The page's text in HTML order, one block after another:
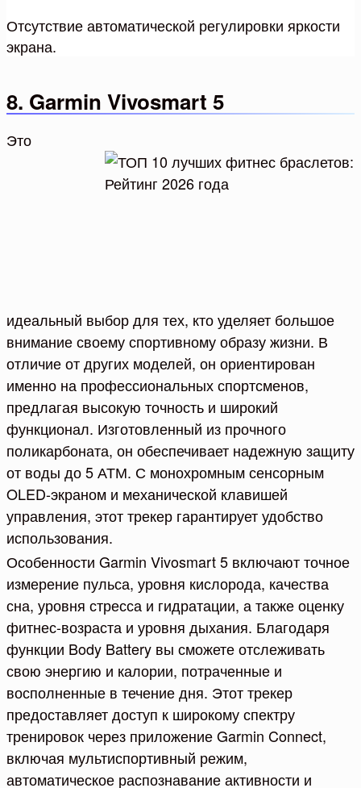
Отсутствие автоматической регулировки яркости
экрана.
8. Garmin Vivosmart 5
Это
идеальный выбор для тех, кто уделяет большое
внимание своему спортивному образу жизни. В
отличие от других моделей, он ориентирован
именно на профессиональных спортсменов,
предлагая высокую точность и широкий
функционал. Изготовленный из прочного
поликарбоната, он обеспечивает надежную защиту
от воды до 5 АТМ. С монохромным сенсорным
OLED-экраном и механической клавишей
управления, этот трекер гарантирует удобство
использования.
Особенности Garmin Vivosmart 5 включают точное
измерение пульса, уровня кислорода, качества
сна, уровня стресса и гидратации, а также оценку
фитнес-возраста и уровня дыхания. Благодаря
функции Body Battery вы сможете отслеживать
свою энергию и калории, потраченные и
восполненные в течение дня. Этот трекер
предоставляет доступ к широкому спектру
тренировок через приложение Garmin Connect,
включая мультиспортивный режим,
автоматическое распознавание активности и